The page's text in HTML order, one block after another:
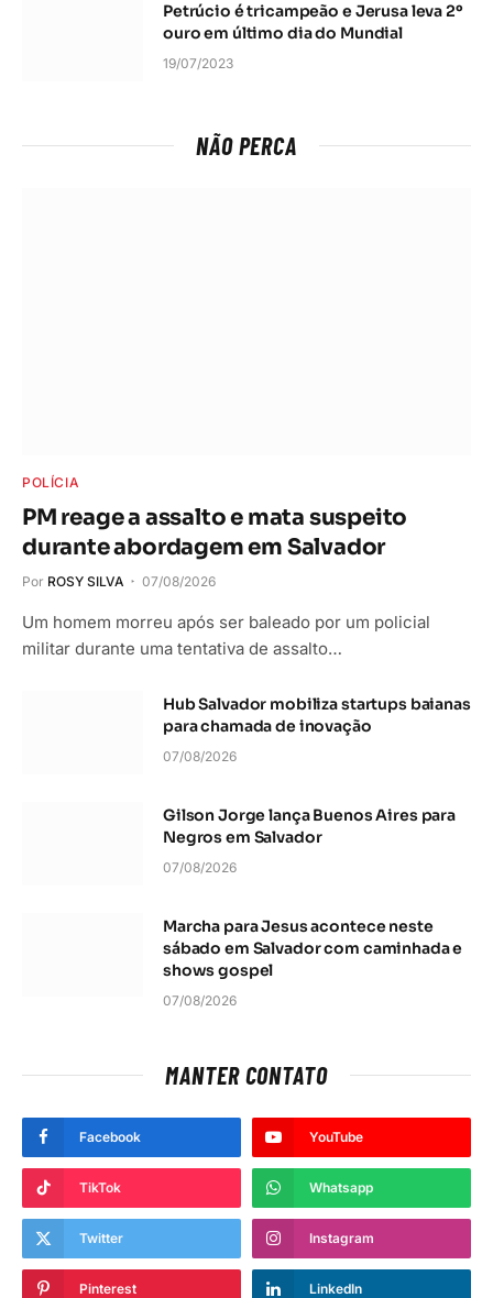
Petrúcio é tricampeão e Jerusa leva 2º
ouro em último dia do Mundial
19/07/2023
NÃO PERCA
POLÍCIA
PM reage a assalto e mata suspeito
durante abordagem em Salvador
Por ROSY SILVA 07/08/2026
Um homem morreu após ser baleado por um policial
militar durante uma tentativa de assalto…
Hub Salvador mobiliza startups baianas
para chamada de inovação
07/08/2026
Gilson Jorge lança Buenos Aires para
Negros em Salvador
07/08/2026
Marcha para Jesus acontece neste
sábado em Salvador com caminhada e
shows gospel
07/08/2026
MANTER CONTATO
Facebook YouTube
TikTok Whatsapp
Twitter Instagram
Pinterest LinkedIn